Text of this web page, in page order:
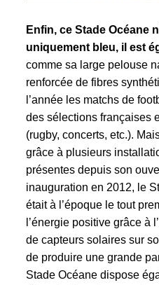
Enfin, ce Stade Océane
uniquement bleu, il est
comme sa large pelouse
renforcée de fibres
l’année les matchs de
des sélections françaises
(rugby, concerts, etc.).
grâce à plusieurs
présentes depuis son
inauguration en 2012, le
était à l’époque le tout
l’énergie positive grâce à
de capteurs solaires sur
de produire une grande
Stade Océane dispose